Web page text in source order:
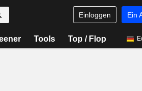
Einloggen Ein
Tools Top / Flop